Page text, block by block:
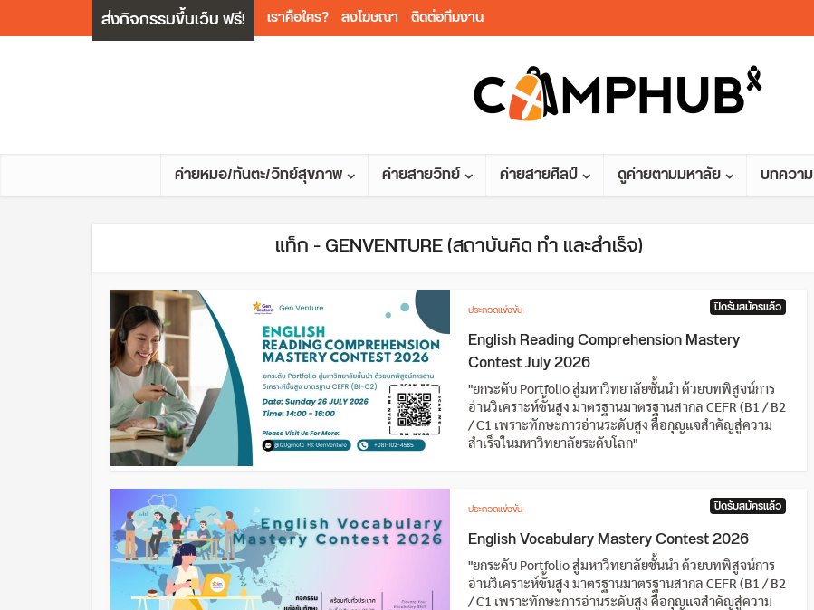
ส่งกิจกรรมขึ้นเว็บ ฟรี! เราคือใคร? ลงโฆษณา ติดต่อทีมงาน
ค่ายหมอ/ทันตะ/วิทย์สุขภาพ ค่ายสายวิทย์ ค่ายสายศิลป์ ดูค่ายตามมหาลัย บทความ
แท็ก - GENVENTURE (สถาบันคิด ทำ และสำเร็จ)
ประกวดแข่งขัน ปิดรับสมัครแล้ว
English Reading Comprehension Mastery
Contest July 2026
"ยกระดับ Portfolio สู่มหาวิทยาลัยชั้นนำ ด้วยบทพิสูจน์การ
อ่านวิเคราะห์ขั้นสูง มาตรฐานมาตรฐานสากล CEFR (B1 / B2
/ C1 เพราะทักษะการอ่านระดับสูง คือกุญแจสำคัญสู่ความ
สำเร็จในมหาวิทยาลัยระดับโลก"
ประกวดแข่งขัน ปิดรับสมัครแล้ว
English Vocabulary Mastery Contest 2026
"ยกระดับ Portfolio สู่มหาวิทยาลัยชั้นนำ ด้วยบทพิสูจน์การ
อ่านวิเคราะห์ขั้นสูง มาตรฐานมาตรฐานสากล CEFR (B1 / B2
/ C1 เพราะทักษะการอ่านระดับสูง คือกุญแจสำคัญสู่ความ